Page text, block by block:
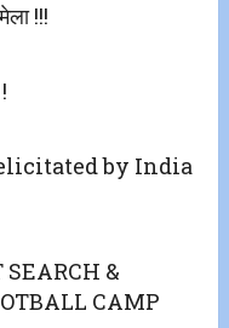
!!!
by India
&
CAMP